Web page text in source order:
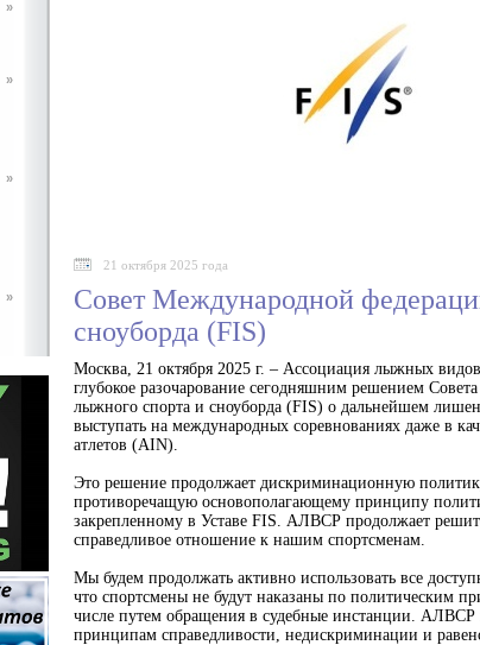
»
»
»
»
21 октября 2025 года
Совет Международной
сноуборда (FIS)
Москва, 21 октября 2025 г. – Ассоциация лыжных
глубокое разочарование сегодняшним решением
лыжного спорта и сноуборда (FIS) о дальнейшем
выступать на международных соревнованиях даже в
атлетов (AIN).
Это решение продолжает дискриминационную
противоречащую основополагающему принципу
закрепленному в Уставе FIS. АЛВСР продолжает
справедливое отношение к нашим спортсменам.
Мы будем продолжать активно использовать все
что спортсмены не будут наказаны по политическим
числе путем обращения в судебные инстанции.
принципам справедливости, недискриминации и